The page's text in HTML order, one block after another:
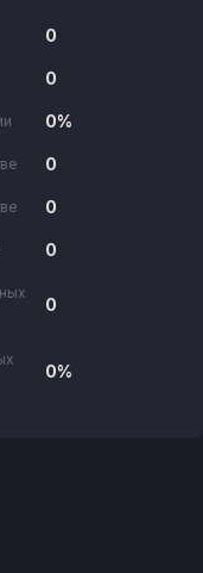
0
0
0%
0
0
0
0
0%